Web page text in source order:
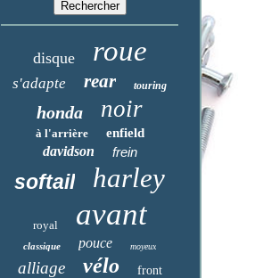
disque roue
s'adapte rear touring
honda noir
à l'arrière enfield
davidson frein
softail harley
royal avant
classique pouce moyeux
alliage vélo
front